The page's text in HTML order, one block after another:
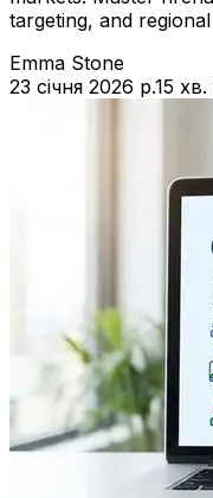
targeting, and
Emma Stone
23 січня 2026 р.15